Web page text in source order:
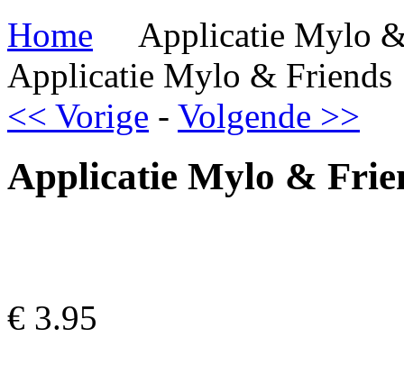
Home
Applicatie Mylo
Applicatie Mylo & Friends
<< Vorige - Volgende >>
Applicatie Mylo &
€ 3.95